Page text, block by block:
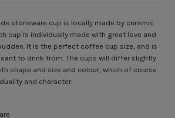
stoneware cup is locally made by ceramic
cup is individually made with great love and
It is the perfect coffee cup size, and is
to drink from. The cups will differ slightly
shape and size and colour, which of course
and character.